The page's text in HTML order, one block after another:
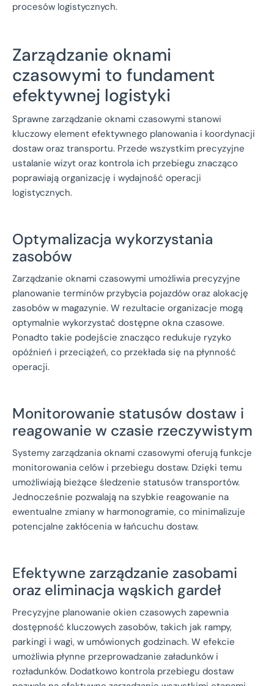
procesów logistycznych.
Zarządzanie oknami
czasowymi to fundament
efektywnej logistyki
Sprawne zarządzanie oknami czasowymi stanowi
kluczowy element efektywnego planowania i koordynacji
dostaw oraz transportu. Przede wszystkim precyzyjne
ustalanie wizyt oraz kontrola ich przebiegu znacząco
poprawiają organizację i wydajność operacji
logistycznych.
Optymalizacja wykorzystania
zasobów
Zarządzanie oknami czasowymi umożliwia precyzyjne
planowanie terminów przybycia pojazdów oraz alokację
zasobów w magazynie. W rezultacie organizacje mogą
optymalnie wykorzystać dostępne okna czasowe.
Ponadto takie podejście znacząco redukuje ryzyko
opóźnień i przeciążeń, co przekłada się na płynność
operacji.
Monitorowanie statusów dostaw i
reagowanie w czasie rzeczywistym
Systemy zarządzania oknami czasowymi oferują funkcje
monitorowania celów i przebiegu dostaw. Dzięki temu
umożliwiają bieżące śledzenie statusów transportów.
Jednocześnie pozwalają na szybkie reagowanie na
ewentualne zmiany w harmonogramie, co minimalizuje
potencjalne zakłócenia w łańcuchu dostaw.
Efektywne zarządzanie zasobami
oraz eliminacja wąskich gardeł
Precyzyjne planowanie okien czasowych zapewnia
dostępność kluczowych zasobów, takich jak rampy,
parkingi i wagi, w umówionych godzinach. W efekcie
umożliwia płynne przeprowadzanie załadunków i
rozładunków. Dodatkowo kontrola przebiegu dostaw